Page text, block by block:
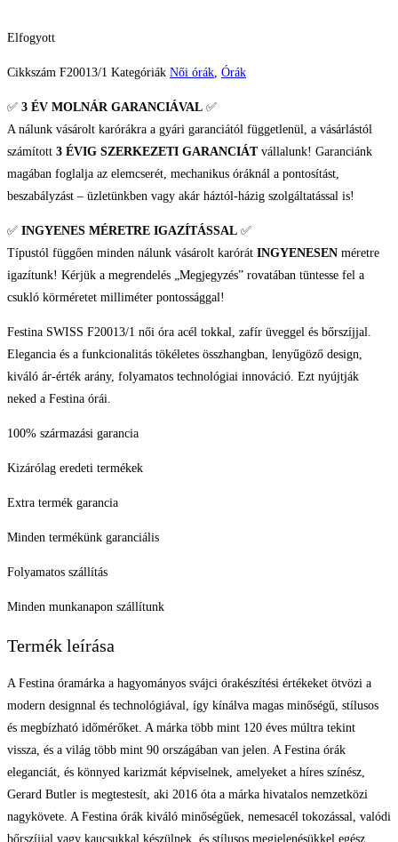
Elfogyott
Cikkszám F20013/1 Kategóriák Női órák, Órák
✅ 3 ÉV MOLNÁR GARANCIÁVAL ✅
A nálunk vásárolt karórákra a gyári garanciától függetlenül, a vásárlástól
számított 3 ÉVIG SZERKEZETI GARANCIÁTvállalunk! Garanciánk
magában foglalja az elemcserét, mechanikus óráknál a pontosítást,
beszabályzást – üzletünkben vagy akár háztól-házig szolgáltatással is!
✅ INGYENES MÉRETRE IGAZÍTÁSSAL ✅
Típustól függően minden nálunk vásárolt karórát INGYENESEN méretre
igazítunk! Kérjük a megrendelés „Megjegyzés” rovatában tüntesse fel a
csukló körméretet milliméter pontossággal!
Festina SWISS F20013/1 női óra acél tokkal, zafír üveggel és bőrszíjjal.
Elegancia és a funkcionalitás tökéletes összhangban, lenyűgöző design,
kiváló ár-érték arány, folyamatos technológiai innováció. Ezt nyújtják
neked a Festina órái.
100% származási garancia
Kizárólag eredeti termékek
Extra termék garancia
Minden termékünk garanciális
Folyamatos szállítás
Minden munkanapon szállítunk
Termék leírása
A Festina óramárka a hagyományos svájci órakészítési értékeket ötvözi a
modern designnal és technológiával, így kínálva magas minőségű, stílusos
és megbízható időmérőket. A márka több mint 120 éves múltra tekint
vissza, és a világ több mint 90 országában van jelen. A Festina órák
eleganciát, és könnyed karizmát képviselnek, amelyeket a híres színész,
Gerard Butler is megtestesít, aki 2016 óta a márka hivatalos nemzetközi
nagykövete. A Festina órák kiváló minőségűek, nemesacél tokozással, valódi
bőrszíjjal vagy kaucsukkal készülnek, és stílusos megjelenésükkel egész